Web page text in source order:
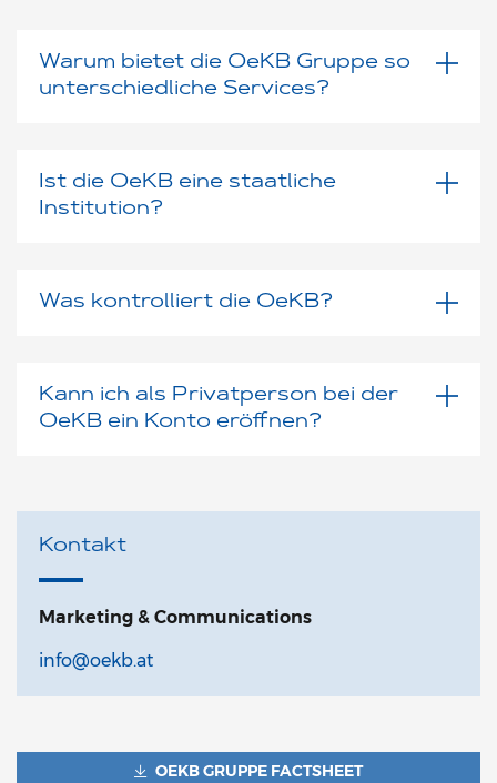
Warum bietet die OeKB Gruppe so
unterschiedliche Services?
Ist die OeKB eine staatliche
Institution?
Was kontrolliert die OeKB?
Kann ich als Privatperson bei der
OeKB ein Konto eröffnen?
Kontakt
Marketing & Communications
info@oekb.at
OEKB GRUPPE FACTSHEET